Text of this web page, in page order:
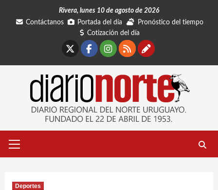
Rivera, lunes 10 de agosto de 2026
Contáctanos
Portada del día
Pronóstico del tiempo
Cotización del día
Facebook
Instagram
RSSContáctanos
primario
Deportes